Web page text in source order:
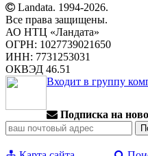
Landata. 1994-2026.
Все права защищены.
АО НТЦ «Ландата»
ОГРН: 1027739021650
ИНН: 7731253031
ОКВЭД 46.51
Входит в группу
Подписка на